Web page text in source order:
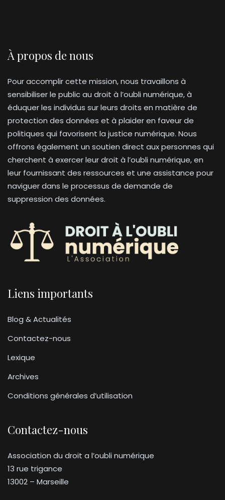
À propos de nous
Pour accomplir cette mission, nous travaillons à
sensibiliser le public au droit à l’oubli numérique, à
éduquer les individus sur leurs droits en matière de
protection des données et à plaider en faveur de
politiques qui favorisent la justice numérique. Nous
offrons également un soutien direct aux personnes qui
cherchent à exercer leur droit à l’oubli numérique, en
leur fournissant des ressources et une assistance pour
naviguer dans le processus de demande de
suppression des données.
Liens importants
Blog & Actualités
Contactez-nous
Lexique
Archives
Conditions générales d’utilisation
Contactez-nous
Association du droit a l’oubli numérique
13 rue trigance
13002 – Marseille